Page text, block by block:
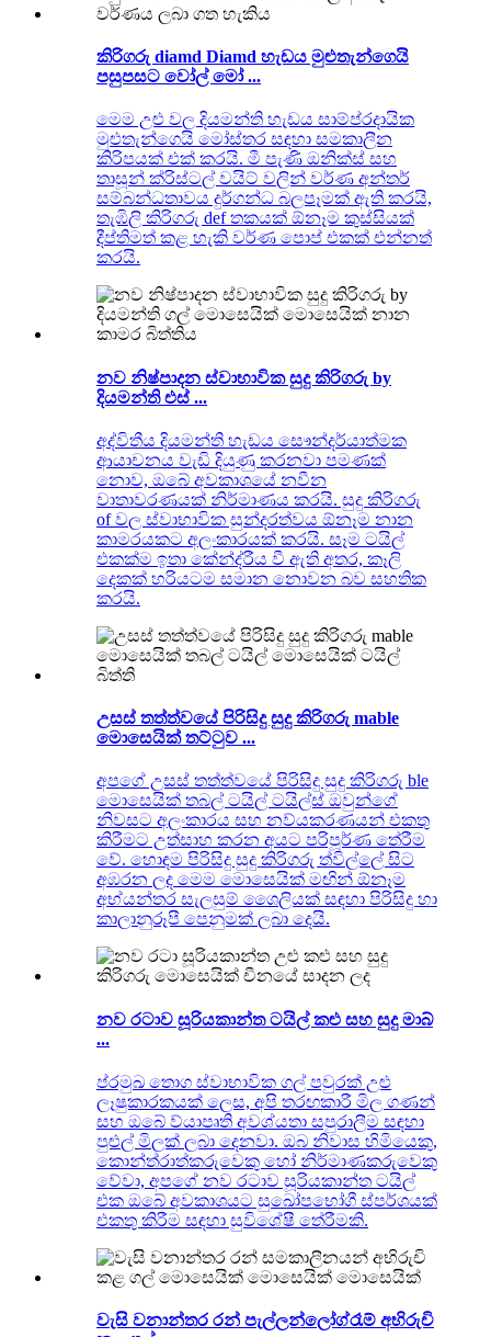
කිරිගරු diamd Diamd හැඩය මුළුතැන්ගෙයි
පසුපසට වෝල් මෝ ...
මෙම උළු වල දියමන්ති හැඩය සාම්ප්රදායික
මුළුතැන්ගෙයි මෝස්තර සඳහා සමකාලීන
කිරිපයක් එක් කරයි. මී පැණි ඔනික්ස් සහ
තාසූන් ක්රිස්ටල් වයිට් වලින් වර්ණ අන්තර්
සම්බන්ධතාවය දුර්ගන්ධ බලපෑමක් ඇති කරයි,
තැඹිලි කිරිගරු def තකයක් ඕනෑම කුස්සියක්
දීප්තිමත් කළ හැකි වර්ණ පොප් එකක් එන්නත්
කරයි.
නව නිෂ්පාදන ස්වාභාවික සුදු කිරිගරු by
දියමන්ති එස් ...
අද්විතීය දියමන්ති හැඩය සෞන්දර්යාත්මක
ආයාචනය වැඩි දියුණු කරනවා පමණක්
නොව, ඔබේ අවකාශයේ නවීන
වාතාවරණයක් නිර්මාණය කරයි. සුදු කිරිගරු
of වල ස්වාභාවික සුන්දරත්වය ඕනෑම නාන
කාමරයකට අලංකාරයක් කරයි. සෑම ටයිල්
එකක්ම ඉතා කේන්ද්රීය වී ඇති අතර, කෑලි
දෙකක් හරියටම සමාන නොවන බව සහතික
කරයි.
උසස් තත්ත්වයේ පිරිසිදු සුදු කිරිගරු mable
මොසෙයික් තට්ටුව ...
අපගේ උසස් තත්ත්වයේ පිරිසිදු සුදු කිරිගරු ble
මොසෙයික් තබල් ටයිල් ටයිල්ස් ඔවුන්ගේ
නිවසට අලංකාරය සහ නව්යකරණයන් එකතු
කිරීමට උත්සාහ කරන අයට පරිපූර්ණ තේරීම
වේ. හොඳම පිරිසිදු සුදු කිරිගරු ත්විල්ලේ සිට
අඹරන ලද මෙම මොසෙයික් මඟින් ඕනෑම
අභ්යන්තර සැලසුම් ශෛලියක් සඳහා පිරිසිදු හා
කාලානුරූපී පෙනුමක් ලබා දෙයි.
නව රටාව සූරියකාන්ත ටයිල් කළු සහ සුදු මාබ්
...
ප්රමුඛ තොග ස්වාභාවික ගල් පවුරක් උළු
ලෑෂුකාරකයක් ලෙස, අපි තරඟකාරී මිල ගණන්
සහ ඔබේ ව්යාපෘති අවශ්යතා සපුරාලීම සඳහා
පුළුල් මිලක් ලබා දෙනවා. ඔබ නිවාස හිමියෙකු,
කොන්ත්රාත්කරුවෙකු හෝ නිර්මාණකරුවෙකු
වේවා, අපගේ නව රටාව සූරියකාන්ත ටයිල්
එක ඔබේ අවකාශයට සුඛෝපභෝගී ස්පර්ශයක්
එකතු කිරීම සඳහා සුවිශේෂී තේරීමකි.
වැසි වනාන්තර රන් පැල්ලන්ලෝග්රෑම් අභිරුචි